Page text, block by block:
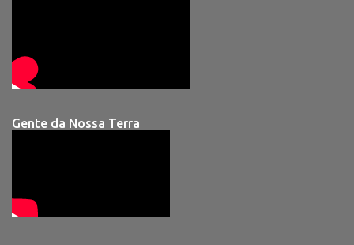
Gente da Nossa Terra